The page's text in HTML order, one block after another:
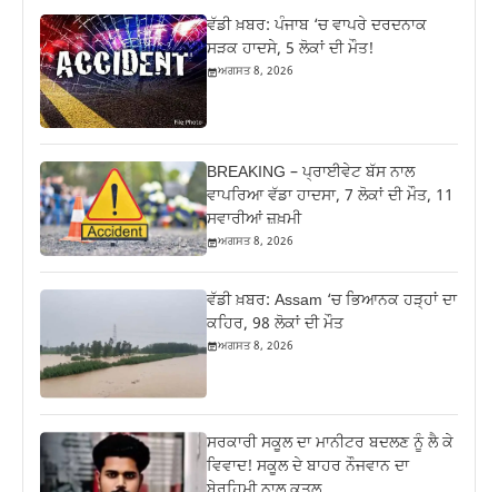
ਵੱਡੀ ਖ਼ਬਰ: ਪੰਜਾਬ ‘ਚ ਵਾਪਰੇ ਦਰਦਨਾਕ
ਸੜਕ ਹਾਦਸੇ, 5 ਲੋਕਾਂ ਦੀ ਮੌਤ!
ਅਗਸਤ 8, 2026
BREAKING – ਪ੍ਰਾਈਵੇਟ ਬੱਸ ਨਾਲ
ਵਾਪਰਿਆ ਵੱਡਾ ਹਾਦਸਾ, 7 ਲੋਕਾਂ ਦੀ ਮੌਤ, 11
ਸਵਾਰੀਆਂ ਜ਼ਖ਼ਮੀ
ਅਗਸਤ 8, 2026
ਵੱਡੀ ਖ਼ਬਰ: Assam ‘ਚ ਭਿਆਨਕ ਹੜ੍ਹਾਂ ਦਾ
ਕਹਿਰ, 98 ਲੋਕਾਂ ਦੀ ਮੌਤ
ਅਗਸਤ 8, 2026
ਸਰਕਾਰੀ ਸਕੂਲ ਦਾ ਮਾਨੀਟਰ ਬਦਲਣ ਨੂੰ ਲੈ ਕੇ
ਵਿਵਾਦ! ਸਕੂਲ ਦੇ ਬਾਹਰ ਨੌਜਵਾਨ ਦਾ